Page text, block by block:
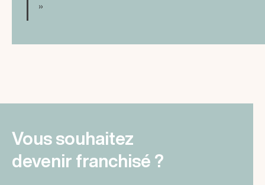
»
Vous souhaitez
devenir franchisé ?